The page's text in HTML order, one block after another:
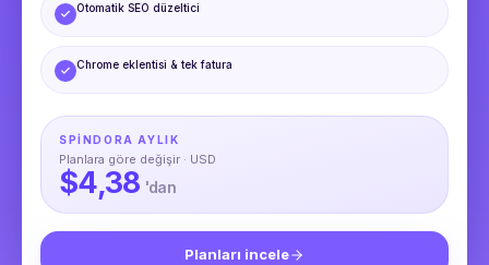
Otomatik SEO düzeltici
Chrome eklentisi & tek fatura
SPINDORA AYLIK
Planlara göre değişir · USD
$4,38 'dan
Planları incele